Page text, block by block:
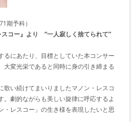
期予科）
コー』より “一人寂しく捨てられて”
るにあたり、目標としていた本コンサー
大変光栄であると同時に身の引き締まる
歌い続けてまいりましたマノン・レスコ
。劇的ながらも美しい旋律に呼応するよ
・レスコー」の生き様を表現したいと思